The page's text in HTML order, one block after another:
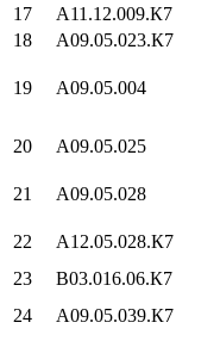
17
A11.12.009.К7
18
A09.05.023.К7
19 А09.05.004
20
А09.05.025
21
А09.05.028
22
A12.05.028.К7
23
В03.016.06.К7
24
A09.05.039.К7